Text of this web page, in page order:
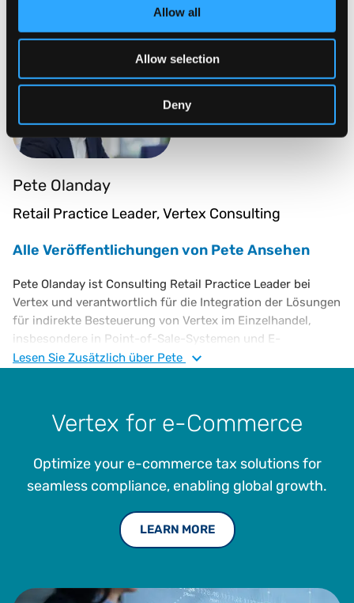
may combine it with other information that you’ve
provided to them or that they’ve collected from your use
of their services.
Allow all
Allow selection
Deny
Autor des Blogs
Pete Olanday
Retail Practice Leader, Vertex Consulting
Alle Veröffentlichungen von Pete Ansehen
Pete Olanday ist Consulting Retail Practice Leader bei
Vertex und verantwortlich für die Integration der Lösungen
für indirekte Besteuerung von Vertex im Einzelhandel,
insbesondere in Point-of-Sale-Systemen und E-
Commerce-Plattformen. Bevor er zu Vertex kam, arbeitete
Mellon University.
Lesen Sie Zusätzlich über Pete
Vertex for e-Commerce
Optimize your e-commerce tax solutions for
seamless compliance, enabling global growth.
LEARN MORE